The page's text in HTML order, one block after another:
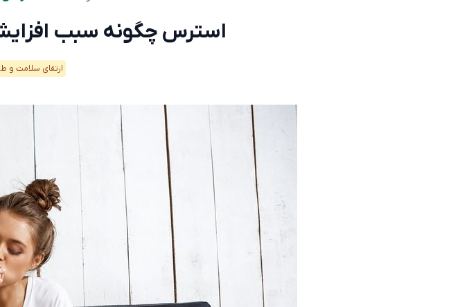
استرس چگونه سبب
ارتقای سلامت و